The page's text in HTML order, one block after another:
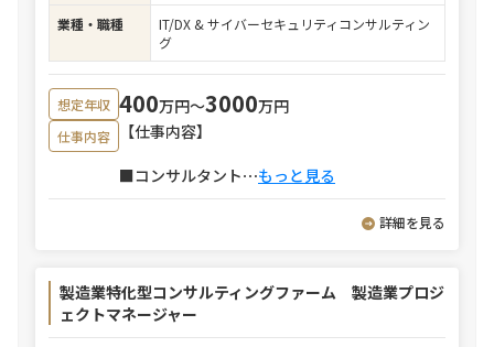
業種・職種
IT/DX & サイバーセキュリティコンサルティン
グ
想定年収 400万円〜3000万円
仕事内容
【仕事内容】
■コンサルタント⋯もっと見る
詳細を見る
製造業特化型コンサルティングファーム 製造業プロジ
ェクトマネージャー